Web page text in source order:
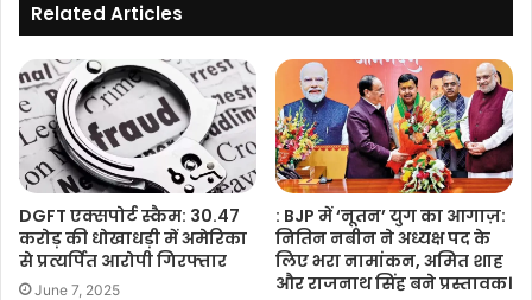
Related Articles
DGFT एक्सपोर्ट स्कैम: 30.47
करोड़ की धोखाधड़ी में अमेरिका
से प्रत्यर्पित आरोपी गिरफ्तार
June 7, 2025
: BJP में ‘नूतन’ युग का आगाज़:
नितिन नबीन ने अध्यक्ष पद के
लिए भरा नामांकन, अमित शाह
और राजनाथ सिंह बने प्रस्तावक।